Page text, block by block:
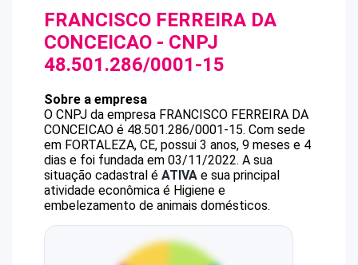
FRANCISCO FERREIRA DA
CONCEICAO - CNPJ
48.501.286/0001-15
Sobre a empresa
O CNPJ da empresa FRANCISCO FERREIRA DA
CONCEICAO é 48.501.286/0001-15. Com sede
em FORTALEZA, CE, possui 3 anos, 9 meses e 4
dias e foi fundada em 03/11/2022. A sua
situação cadastral é ATIVA e sua principal
atividade econômica é Higiene e
embelezamento de animais domésticos.